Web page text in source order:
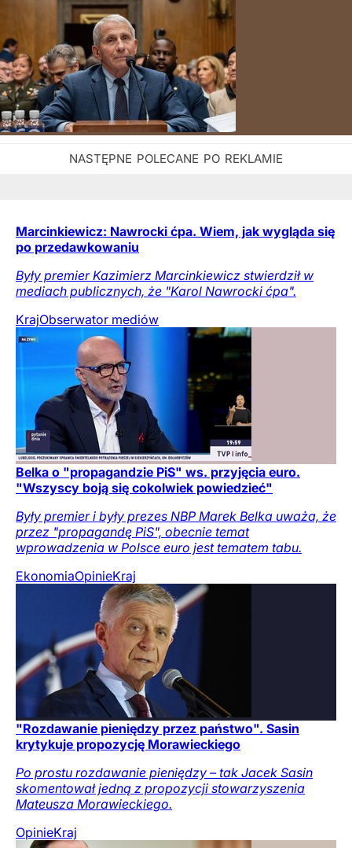
Marcinkiewicz: Nawrocki ćpa. Wiem, jak wygląda się
po przedawkowaniu
Były premier Kazimierz Marcinkiewicz stwierdził w
mediach publicznych, że "Karol Nawrocki ćpa".
KrajObserwator mediów
Belka o "propagandzie PiS" ws. przyjęcia euro.
"Wszyscy boją się cokolwiek powiedzieć"
Były premier i były prezes NBP Marek Belka uważa, że
przez "propagandę PiS", obecnie temat
wprowadzenia w Polsce euro jest tematem tabu.
EkonomiaOpinieKraj
"Rozdawanie pieniędzy przez państwo". Sasin
krytykuje propozycję Morawieckiego
Po prostu rozdawanie pieniędzy – tak Jacek Sasin
skomentował jedną z propozycji stowarzyszenia
Mateusza Morawieckiego.
OpinieKraj